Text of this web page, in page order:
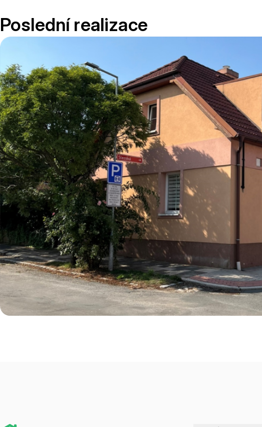
Poslední realizace
Zateplení
rodinného
domu v Praze
Prohlédnout
Zateplení
rodinného
domu v
Nehvizdech
Prohlédnout